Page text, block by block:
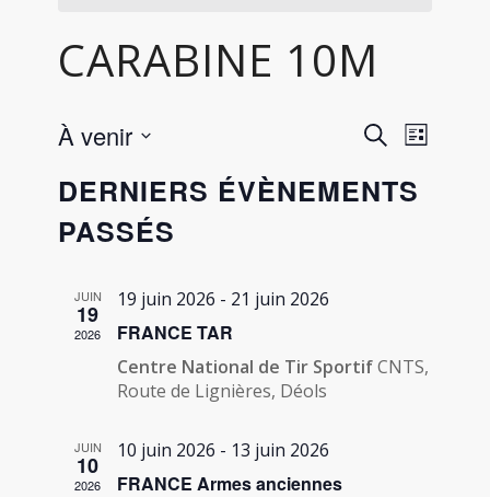
CARABINE 10M
Recherche
de
vues
Liste
À venir
une
date.
DERNIERS ÉVÈNEMENTS
PASSÉS
JUIN
19
2026
19 juin 2026 - 21 juin 2026
FRANCE TAR
Centre National de Tir SportifCNTS,
Route de Lignières, Déols
JUIN
10
2026
10 juin 2026 - 13 juin 2026
FRANCE Armes anciennes